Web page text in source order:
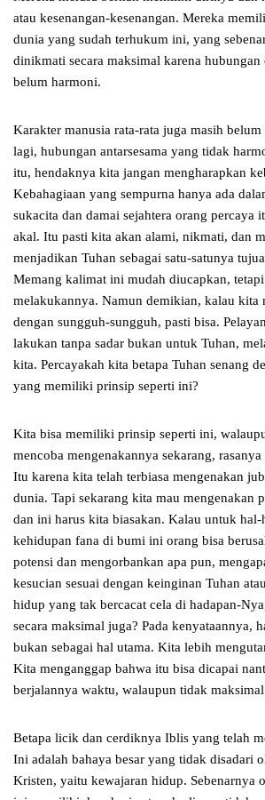
atau kesenangan-kesenangan. Mereka
dunia yang sudah terhukum ini, yang
dinikmati secara maksimal karena hubungan
belum harmoni.
Karakter manusia rata-rata juga masih
lagi, hubungan antarsesama yang tidak
itu, hendaknya kita jangan mengharapkan
Kebahagiaan yang sempurna hanya ada
sukacita dan damai sejahtera orang percaya
akal. Itu pasti kita akan alami, nikmati, dan
menjadikan Tuhan sebagai satu-satunya
Memang kalimat ini mudah diucapkan,
melakukannya. Namun demikian, kalau kita
dengan sungguh-sungguh, pasti bisa.
lakukan tanpa sadar bukan untuk Tuhan,
kita. Percayakah kita betapa Tuhan senang
yang memiliki prinsip seperti ini?
Kita bisa memiliki prinsip seperti ini,
mencoba mengenakannya sekarang,
Itu karena kita telah terbiasa mengenakan
dunia. Tapi sekarang kita mau mengenakan
dan ini harus kita biasakan. Kalau untuk
kehidupan fana di bumi ini orang bisa
potensi dan mengorbankan apa pun,
kesucian sesuai dengan keinginan Tuhan
hidup yang tak bercacat cela di hadapan-
secara maksimal juga? Pada kenyataannya,
bukan sebagai hal utama. Kita lebih
Kita menganggap bahwa itu bisa dicapai
berjalannya waktu, walaupun tidak
Betapa licik dan cerdiknya Iblis yang telah
Ini adalah bahaya besar yang tidak disadari
Kristen, yaitu kewajaran hidup. Sebenarnya